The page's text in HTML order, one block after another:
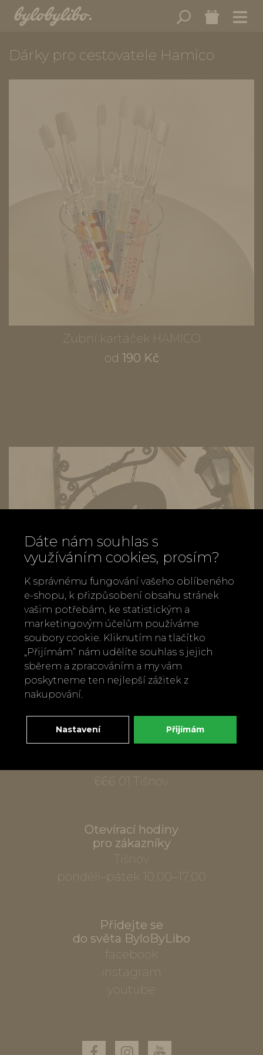
Dárky pro cestovatele Hamico
Zubní kartáček HAMICO
od 190 Kč
Zavolejte nám
+420 737 886 915
Napište nám
info@bylobylibo.cz
Setkejme se:
dílna, obchod
666 01 Tišnov
Otevírací hodiny
pro zákazníky
Tišnov
pondělí–pátek 10.00–17.00
Přidejte se
do světa ByloByLibo
facebook
instagram
youtube
Dáte nám souhlas s
využíváním cookies, prosím?
K správnému fungování vašeho oblíbeného
e-shopu, k přizpůsobení obsahu stránek
vašim potřebám, ke statistickým a
marketingovým účelům používáme
soubory cookie. Kliknutím na tlačítko
„Přijímám“ nám udělíte souhlas s jejich
sběrem a zpracováním a my vám
poskytneme ten nejlepší zážitek z
nakupování.
Nastavení Přijímám